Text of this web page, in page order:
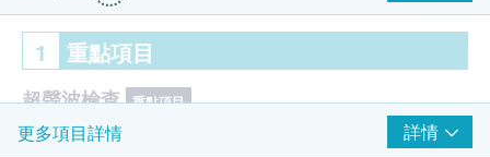
1 重點項目
超聲波檢查 重點項目
前列腺超聲波- 只限男士
更多項目詳情 詳情